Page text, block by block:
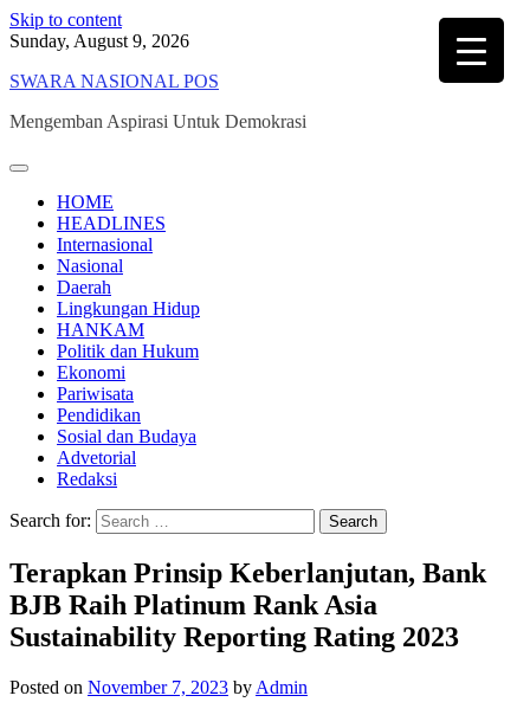
Skip to content
Sunday, August 9, 2026
SWARA NASIONAL POS
Mengemban Aspirasi Untuk Demokrasi
HOME
HEADLINES
Internasional
Nasional
Daerah
Lingkungan Hidup
HANKAM
Politik dan Hukum
Ekonomi
Pariwisata
Pendidikan
Sosial dan Budaya
Advetorial
Redaksi
Search for:
Terapkan Prinsip Keberlanjutan, Bank
BJB Raih Platinum Rank Asia
Sustainability Reporting Rating 2023
Posted on November 7, 2023 by Admin